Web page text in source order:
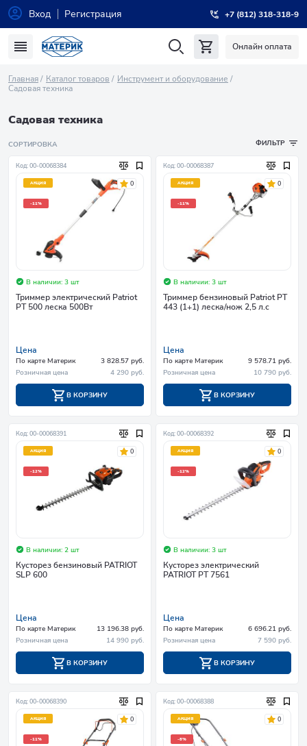
Вход Регистрация +7 (812) 318-318-9
Онлайн оплата
Главная Каталог товаров
Инструмент и оборудование
Садовая техника
Садовая техника
СОРТИРОВКА ФИЛЬТР
Код: 00-00068384
АКЦИЯ
-11%
0
В наличии: 3 шт
Триммер электрический Patriot
PT 500 леска 500Вт
Цена
По карте Материк
3 828.57 руб.
Розничная цена
4 290 руб.
В КОРЗИНУ
Код: 00-00068387
АКЦИЯ
-11%
0
В наличии: 3 шт
Триммер бензиновый Patriot PT
443 (1+1) леска/нож 2,5 л.с
Цена
По карте Материк
9 578.71 руб.
Розничная цена
10 790 руб.
В КОРЗИНУ
Код: 00-00068391
АКЦИЯ
-12%
0
В наличии: 2 шт
Кусторез бензиновый PATRIOT
SLP 600
Цена
По карте Материк
13 196.38 руб.
Розничная цена
14 990 руб.
В КОРЗИНУ
Код: 00-00068392
АКЦИЯ
-12%
0
В наличии: 3 шт
Кусторез электрический
PATRIOT PT 7561
Цена
По карте Материк
6 696.21 руб.
Розничная цена
7 590 руб.
В КОРЗИНУ
Код: 00-00068390
АКЦИЯ
-11%
0
Код: 00-00068388
АКЦИЯ
-8%
0